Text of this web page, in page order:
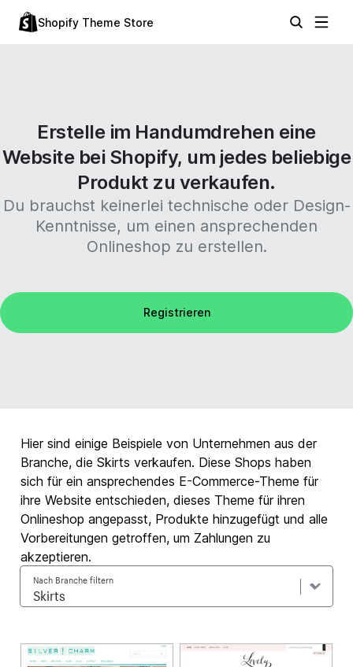
Shopify Theme Store
Erstelle im Handumdrehen eine
Website bei Shopify, um jedes beliebige
Produkt zu verkaufen.
Du brauchst keinerlei technische oder Design-
Kenntnisse, um einen ansprechenden
Onlineshop zu erstellen.
Registrieren
Hier sind einige Beispiele von Unternehmen aus der
Branche, die Skirts verkaufen. Diese Shops haben
sich für ein ansprechendes E-Commerce-Theme für
ihre Website entschieden, dieses Theme für ihren
Onlineshop angepasst, Produkte hinzugefügt und alle
Vorbereitungen getroffen, um Zahlungen zu
akzeptieren.
Nach Branche filtern